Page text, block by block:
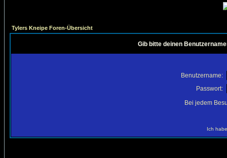
Tylers Kneipe Foren-Übersicht
Gib bitte deinen
Benutzername:
Passwort:
Bei jedem
Ich